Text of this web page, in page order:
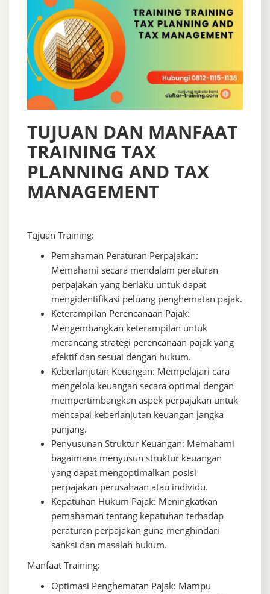
TUJUAN DAN MANFAAT
TRAINING TAX
PLANNING AND TAX
MANAGEMENT
Tujuan Training:
Pemahaman Peraturan Perpajakan:
Memahami secara mendalam peraturan
perpajakan yang berlaku untuk dapat
mengidentifikasi peluang penghematan pajak.
Keterampilan Perencanaan Pajak:
Mengembangkan keterampilan untuk
merancang strategi perencanaan pajak yang
efektif dan sesuai dengan hukum.
Keberlanjutan Keuangan: Mempelajari cara
mengelola keuangan secara optimal dengan
mempertimbangkan aspek perpajakan untuk
mencapai keberlanjutan keuangan jangka
panjang.
Penyusunan Struktur Keuangan: Memahami
bagaimana menyusun struktur keuangan
yang dapat mengoptimalkan posisi
perpajakan perusahaan atau individu.
Kepatuhan Hukum Pajak: Meningkatkan
pemahaman tentang kepatuhan terhadap
peraturan perpajakan guna menghindari
sanksi dan masalah hukum.
Manfaat Training:
Optimasi Penghematan Pajak: Mampu